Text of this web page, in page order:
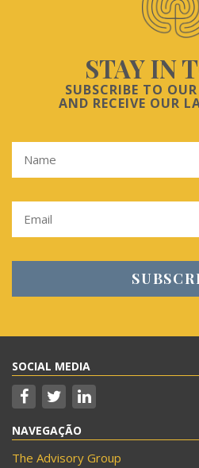
STAY IN
SUBSCRIBE TO
AND RECEIVE OUR
SOCIAL MEDIA
NAVEGAÇÃO
The Advisory Group